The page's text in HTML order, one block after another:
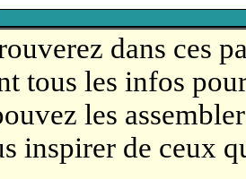
dans ces
tous les infos
les
inspirer de ceux